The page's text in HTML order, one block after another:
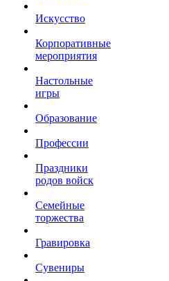
Искусство
Корпоративные
мероприятия
Настольные
игры
Образование
Профессии
Праздники
родов войск
Семейные
торжества
Гравировка
Сувениры